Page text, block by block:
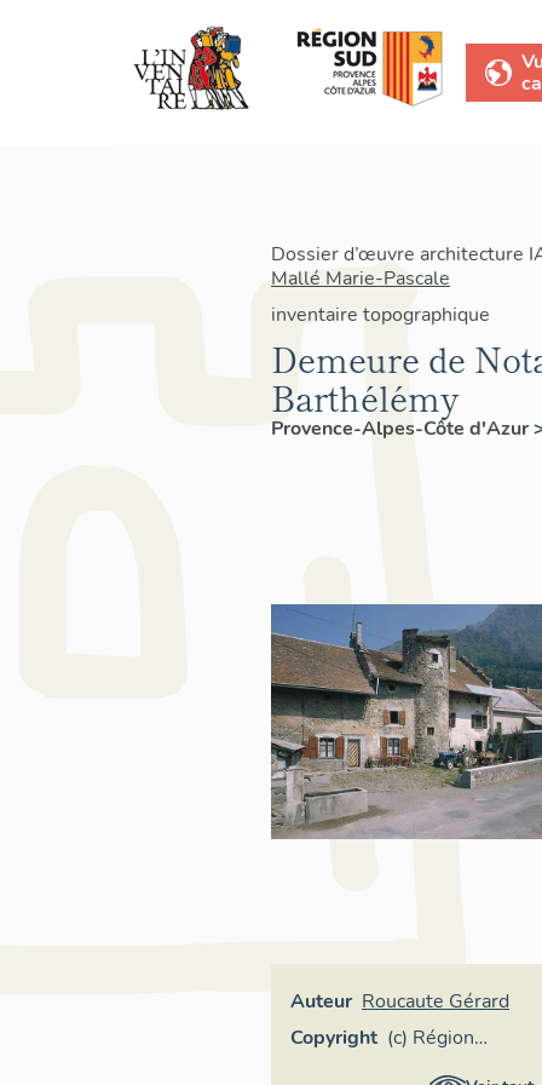
Dossier d’œuvre architecture
Mallé Marie-Pascale
inventaire topographique
Demeure de
Barthélémy
Provence-Alpes-Côte d'Azur
Auteur Roucaute Gérard
Copyright (c) Région
Provence-